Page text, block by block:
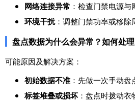
网络连接异常 ：检查门禁电源与
环境干扰：调整门禁功率或移除
盘点数据为什么会异常？如何处
可能原因及解决方案：
初始数据不准 ：先做一次手动
标签堆叠或损坏 ：盘点时拨动